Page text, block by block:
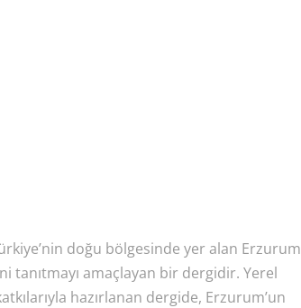
doğu bölgesinde yer alan Erzurum
amaçlayan bir dergidir. Yerel
hazırlanan dergide, Erzurum’un